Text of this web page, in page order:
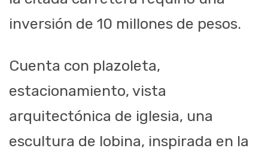
inversión de 10 millones de pesos.
Cuenta con plazoleta,
estacionamiento, vista
arquitectónica de iglesia, una
escultura de lobina, inspirada en la